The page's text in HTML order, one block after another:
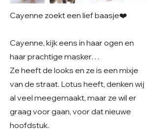
Cayenne zoekt een lief baasje❤️
Cayenne, kijk eens in haar ogen en
haar prachtige masker…
Ze heeft de looks en ze is een mixje
van de straat. Lotus heeft, denken wij
al veel meegemaakt, maar ze wil er
graag voor gaan, voor dat nieuwe
hoofdstuk.